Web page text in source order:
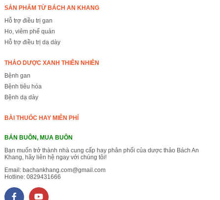
SẢN PHẨM TỪ BÁCH AN KHANG
Hỗ trợ điều trị gan
Ho, viêm phế quản
Hỗ trợ điều trị dạ dày
THẢO DƯỢC XANH THIÊN NHIÊN
Bệnh gan
Bệnh tiêu hóa
Bệnh dạ dày
BÀI THUỐC HAY MIỄN PHÍ
BÁN BUÔN, MUA BUÔN
Bạn muốn trở thành nhà cung cấp hay phân phối của dược thảo Bách An
Khang, hãy liên hệ ngay với chúng tôi!
Email: bachankhang.com@gmail.com
Hotline: 0829431666